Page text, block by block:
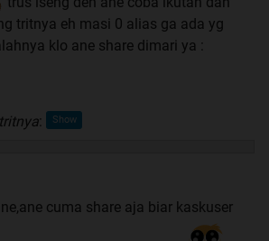
tritnya eh masi 0 alias ga ada yg
klo ane share dimari ya :
:
cuma share aja biar kaskuser